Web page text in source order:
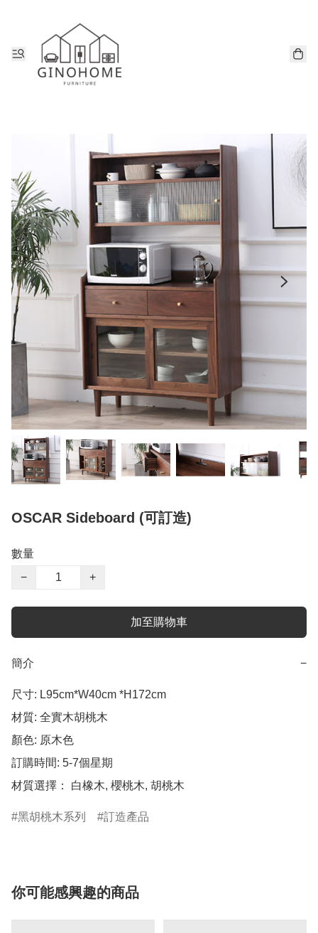
OSCAR Sideboard (可訂造)
數量
−
+
加至購物車
簡介 −
尺寸: L95cm*W40cm *H172cm
材質: 全實木胡桃木
顏色: 原木色
訂購時間: 5-7個星期
材質選擇： 白橡木, 櫻桃木, 胡桃木
黑胡桃木系列 訂造產品
你可能感興趣的商品